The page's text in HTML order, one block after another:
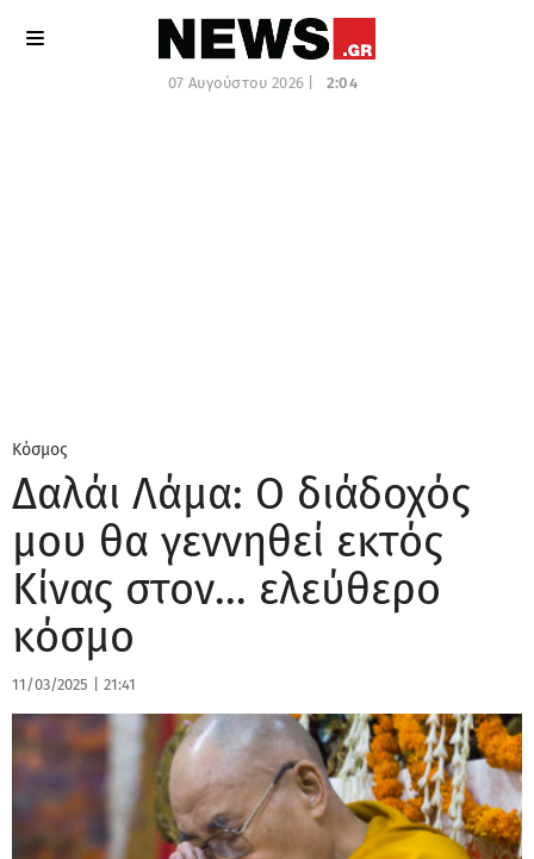
07 Αυγούστου 2026 | 2:04
Κόσμος
Δαλάι Λάμα: Ο διάδοχός
μου θα γεννηθεί εκτός
Κίνας στον… ελεύθερο
κόσμο
11/03/2025 21:41